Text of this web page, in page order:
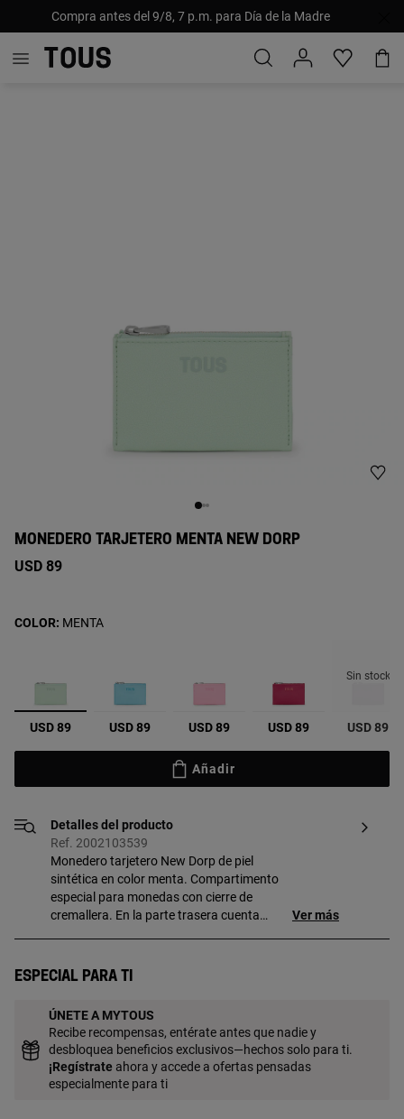
Compra antes del 9/8, 7 p.m. para Día de la Madre
MONEDERO TARJETERO MENTA NEW DORP
USD 89
seleccionado
USD 89 USD 89 USD 89 USD 89
Sin stock
USD 89
COLOR: MENTA
Añadir
Detalles del producto
Ref. 2002103539
Monedero tarjetero New Dorp de piel
sintética en color menta. Compartimento
especial para monedas con cierre de
cremallera. En la parte trasera cuenta
x fondo): 8,5 x 11,5 x 1,8 cm.
Ver más
Especial para ti
ÚNETE A MYTOUS
Recibe recompensas, entérate antes que nadie y
desbloquea beneficios exclusivos—hechos solo para ti.
¡Regístrate ahora y accede a ofertas pensadas
especialmente para ti